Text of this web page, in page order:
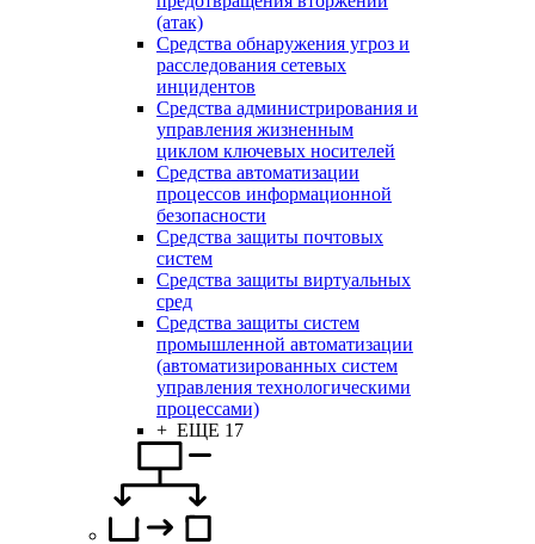
(атак)
Средства обнаружения угроз и
расследования сетевых
инцидентов
Средства администрирования и
управления жизненным
циклом ключевых носителей
Средства автоматизации
процессов информационной
безопасности
Средства защиты почтовых
систем
Средства защиты виртуальных
сред
Средства защиты систем
промышленной автоматизации
(автоматизированных систем
управления технологическими
процессами)
+ ЕЩЕ 17